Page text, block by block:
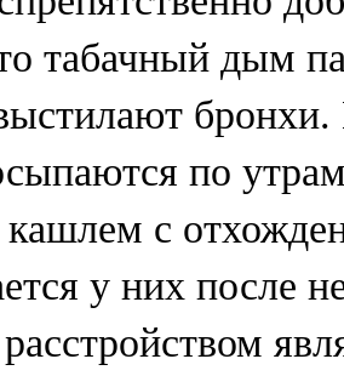
табачный дым
по
с
у них после